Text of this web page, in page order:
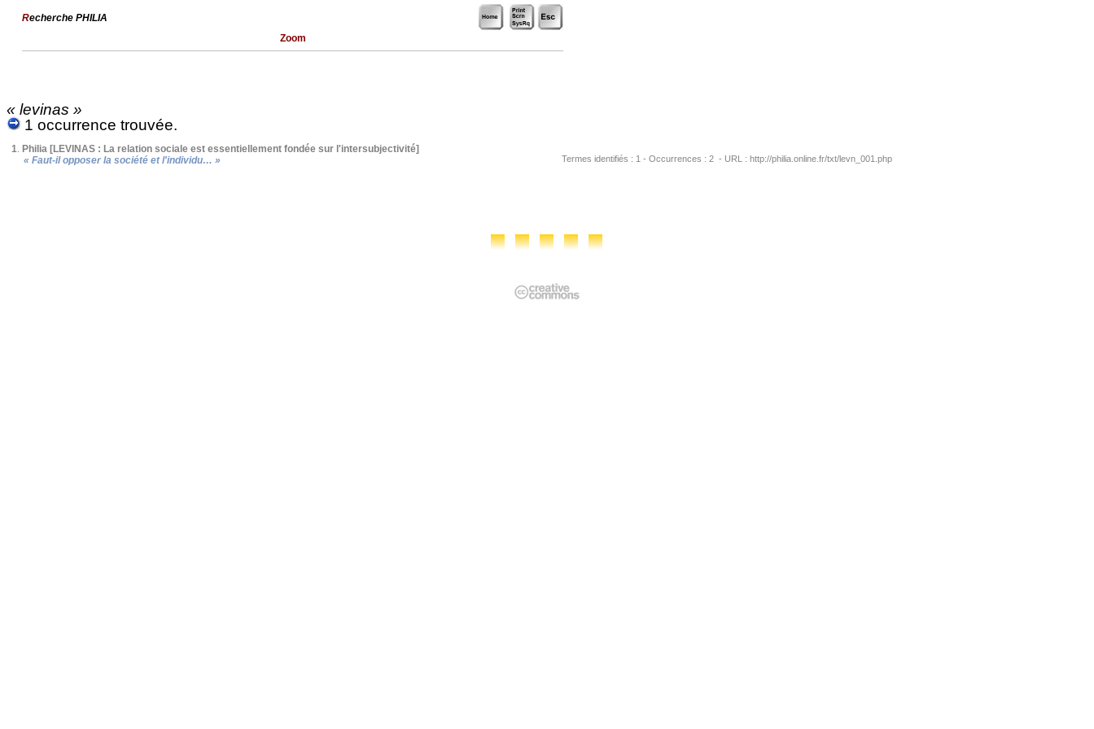
Recherche PHILIA
Zoom
« levinas »
1 occurrence trouvée.
1. Philia [LEVINAS : La relation sociale est essentiellement fondée sur l'intersubjectivité]
« Faut-il opposer la société et l'individu… »
Termes identifiés : 1 - Occurrences : 2 - URL : http://philia.online.fr/txt/levn_001.php